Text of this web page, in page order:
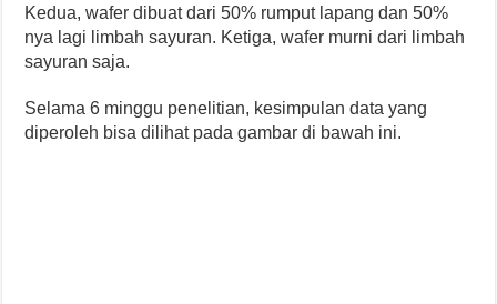
Kedua, wafer dibuat dari 50% rumput lapang dan 50%
nya lagi limbah sayuran. Ketiga, wafer murni dari limbah
sayuran saja.
Selama 6 minggu penelitian, kesimpulan data yang
diperoleh bisa dilihat pada gambar di bawah ini.